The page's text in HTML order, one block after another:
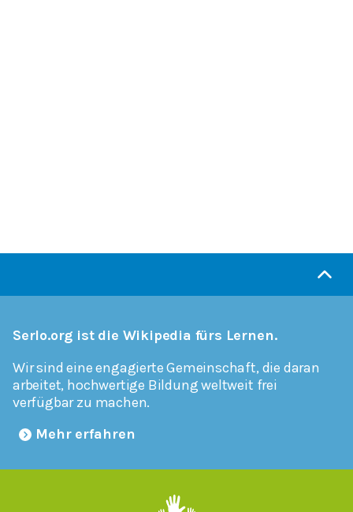
Serlo.org ist die Wikipedia fürs Lernen.
Wir sind eine engagierte Gemeinschaft, die daran
arbeitet, hochwertige Bildung weltweit frei
verfügbar zu machen.
Mehr erfahren